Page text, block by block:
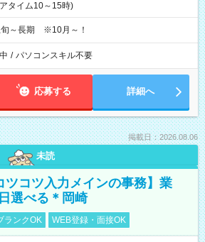
タイム10～15時)
旬～長期 ※10月～！
/ パソコンスキル不要
応募する 詳細へ
掲載日：2026.08.06
未読
ツコツ入力メインの事務】業
選べる＊岡崎
ランクOK WEB登録・面接OK